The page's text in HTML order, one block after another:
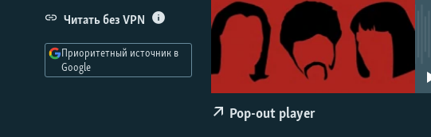
РАСПИСАНИЕ ВЕЩАНИЯ
ПОДПИШИТЕСЬ НА РАССЫЛКУ
Pop-out player
Читать без VPN
Приоритетный источник в
Google